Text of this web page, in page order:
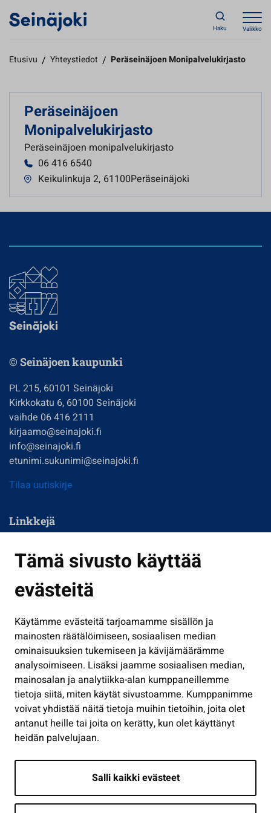
Tämä sivusto käyttää
evästeitä
Käytämme evästeitä tarjoamamme sisällön ja
mainosten räätälöimiseen, sosiaalisen median
ominaisuuksien tukemiseen ja kävijämäärämme
analysoimiseen. Lisäksi jaamme sosiaalisen median,
mainosalan ja analytiikka-alan kumppaneillemme
tietoja siitä, miten käytät sivustoamme. Kumppanimme
voivat yhdistää näitä tietoja muihin tietoihin, joita olet
antanut heille tai joita on kerätty, kun olet käyttänyt
heidän palvelujaan.
Salli kaikki evästeet
Haku Valikko
Etusivu / Yhteystiedot / Peräseinäjoen Monipalvelukirjasto
Peräseinäjoen
Monipalvelukirjasto
Peräseinäjoen monipalvelukirjasto
06 416 6540
Keikulinkuja 2, 61100Peräseinäjoki
© Seinäjoen kaupunki
PL 215, 60101 Seinäjoki
Kirkkokatu 6, 60100 Seinäjoki
vaihde 06 416 2111
kirjaamo@seinajoki.fi
info@seinajoki.fi
etunimi.sukunimi@seinajoki.fi
Tilaa uutiskirje
Linkkejä
Kasvatus ja opetus
Kulttuuri ja liikunta
Työ ja yrittäminen
Osallistu ja asioi
Näytä omat evästeasetukseni
Seuraa meitä